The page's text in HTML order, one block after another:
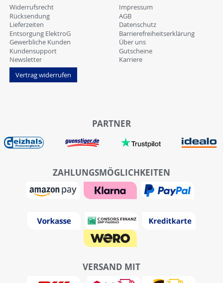
Widerrufsrecht
Rücksendung
Lieferzeiten
Entsorgung ElektroG
Gewerbliche Kunden
Kundensupport
Newsletter
Vertrag widerrufen
Impressum
AGB
Datenschutz
Barrierefreiheitserklärung
Über uns
Gutscheine
Karriere
PARTNER
ZAHLUNGSMÖGLICHKEITEN
VERSAND MIT